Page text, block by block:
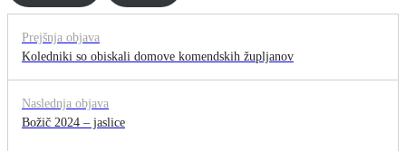
Prejšnja objava
Koledniki so obiskali domove komendskih župljanov
Naslednja objava
Božič 2024 – jaslice